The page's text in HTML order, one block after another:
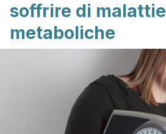
soffrire di malattie
metaboliche